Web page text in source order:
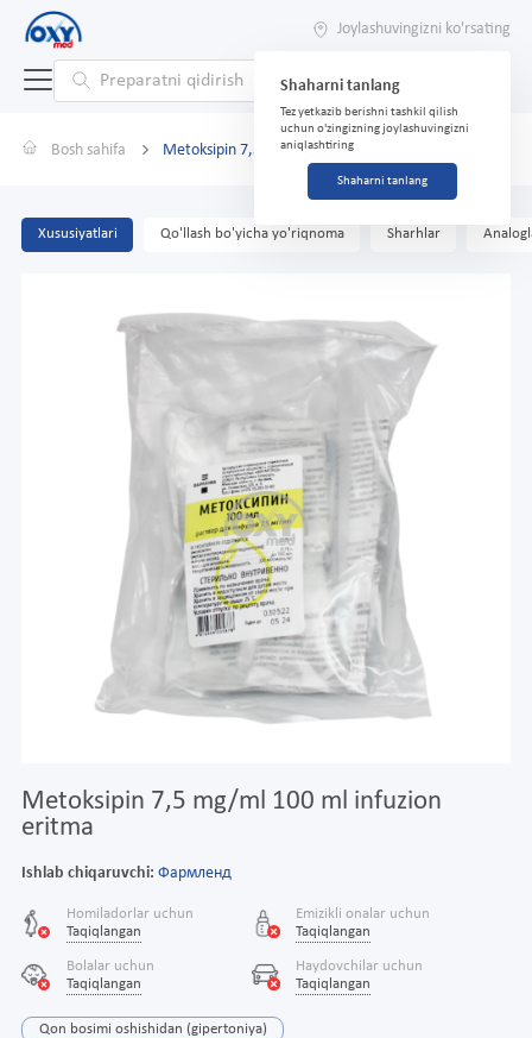
Joylashuvingizni ko'rsating
Shaharni tanlang
Tez yetkazib berishni tashkil qilish
uchun o'zingizning joylashuvingizni
aniqlashtiring
Shaharni tanlang
Bosh sahifa Metoksipin 7,5 mg/ml 100 ml infuzion eritma
Xususiyatlari Qo'llash bo'yicha yo'riqnoma Sharhlar
Metoksipin 7,5 mg/ml 100 ml infuzion
eritma
Ishlab chiqaruvchi: Фармленд
Homiladorlar uchun
Taqiqlangan
Emizikli onalar uchun
Taqiqlangan
Bolalar uchun
Taqiqlangan
Haydovchilar uchun
Taqiqlangan
Qon bosimi oshishidan (gipertoniya)